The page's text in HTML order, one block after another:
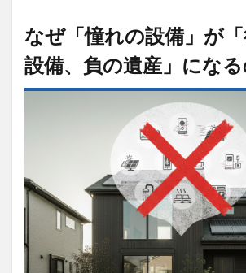
「後
る設
2
でみ
かっ
なぜ「憧れの設備」が
設備、負の遺産」になる